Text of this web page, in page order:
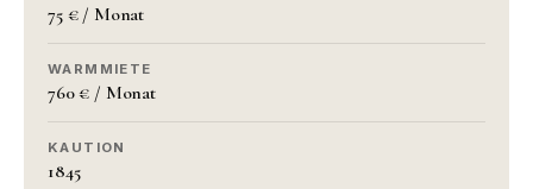
75 € / Monat
WARMMIETE
760 € / Monat
KAUTION
1845